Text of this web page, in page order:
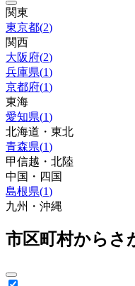
関東
東京都(2)
関西
大阪府(2)
兵庫県(1)
京都府(1)
東海
愛知県(1)
北海道・東北
青森県(1)
甲信越・北陸
中国・四国
島根県(1)
九州・沖縄
市区町村からさ